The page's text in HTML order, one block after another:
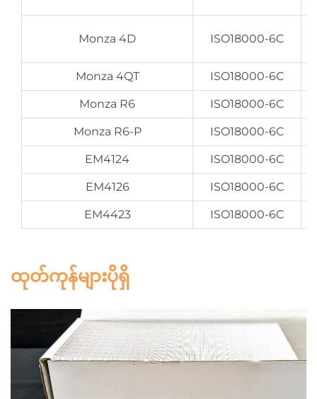
Monza 4D ISO18000-6C
Monza 4QT ISO18000-6C
Monza R6 ISO18000-6C
Monza R6-P ISO18000-6C
EM4124 ISO18000-6C
EM4126 ISO18000-6C
EM4423 ISO18000-6C
ထုတ်ကုန်များပိုရှိ